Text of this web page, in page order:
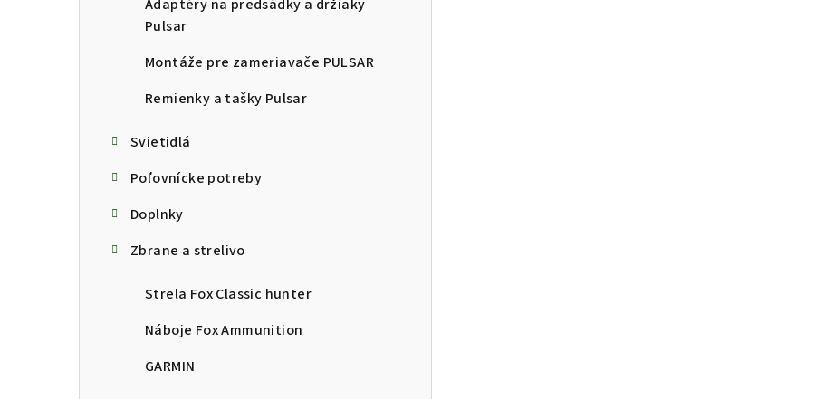
Adaptéry na predsádky a držiaky
Pulsar
Montáže pre zameriavače PULSAR
Remienky a tašky Pulsar
Svietidlá
Poľovnícke potreby
Doplnky
Zbrane a strelivo
Strela Fox Classic hunter
Náboje Fox Ammunition
GARMIN